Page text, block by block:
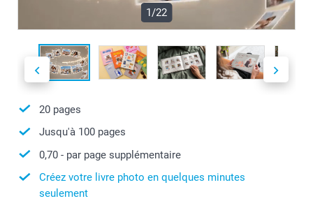
1/22
20 pages
Jusqu'à 100 pages
0,70 - par page supplémentaire
Créez votre livre photo en quelques minutes
seulement